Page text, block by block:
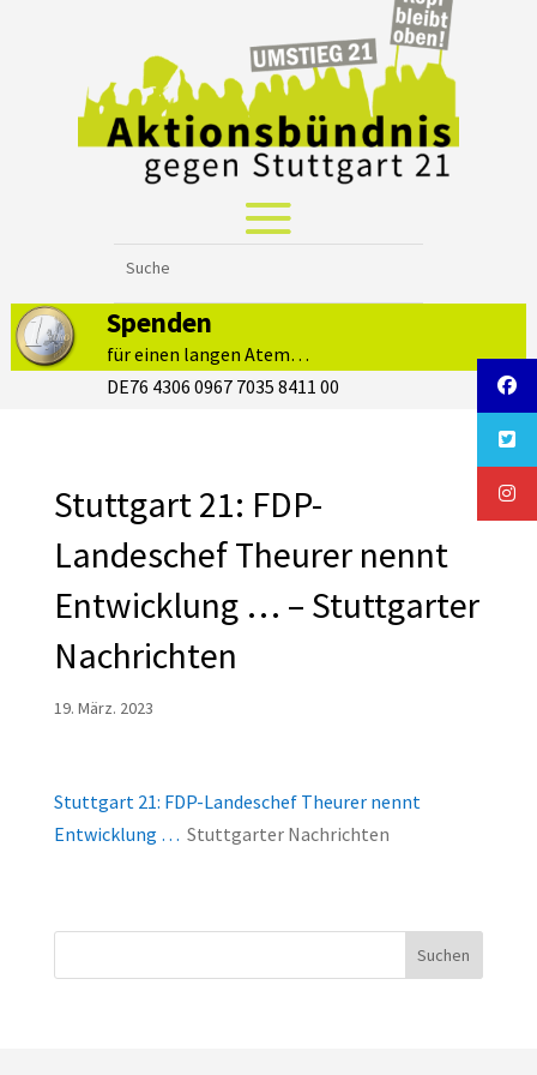
Spenden
für einen langen Atem…
DE76 4306 0967 7035 8411 00
Stuttgart 21: FDP-
Landeschef Theurer nennt
Entwicklung … – Stuttgarter
Nachrichten
19. März. 2023
Stuttgart 21: FDP-Landeschef Theurer nennt
Entwicklung … Stuttgarter Nachrichten
Suchen